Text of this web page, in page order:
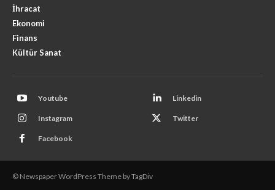
İhracat
Ekonomi
Finans
Kültür Sanat
Youtube Linkedin
Instagram Twitter
Facebook
© Newspaper WordPress Theme by TagDiv